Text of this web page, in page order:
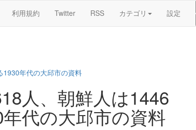
利用規約 Twitter RSS カテゴリ 設定
年代の大邱市の資料
人、朝鮮人は1446
代の大邱市の資料